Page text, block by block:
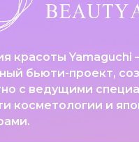
красоты Yamaguchi
бьюти-проект,
с ведущими
косметологии и